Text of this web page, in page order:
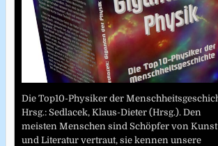
Die Top10-Physiker der
Hrsg.: Sedlacek, Klaus-Dieter (Hrsg.). Den
meisten Menschen sind Schöpfer von Kunst
und Literatur vertraut, sie kennen unsere